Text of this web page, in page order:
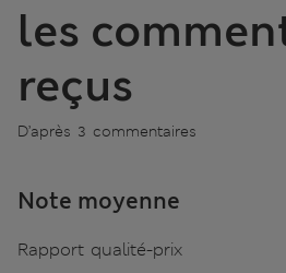
les
reçus
D’après 3 commentaires
Note moyenne
Rapport qualité-prix